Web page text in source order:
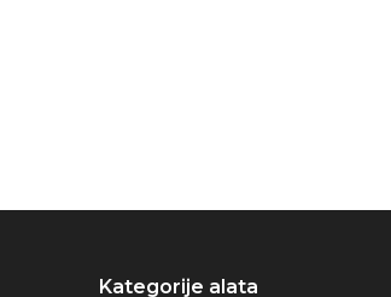
Kategorije alata